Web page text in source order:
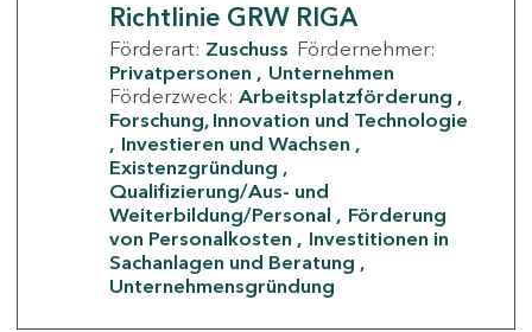
Richtlinie GRW RIGA
Förderart: Zuschuss Fördernehmer:
Privatpersonen
Unternehmen
Förderzweck: Arbeitsplatzförderung
Forschung, Innovation und Technologie
Investieren und Wachsen
Existenzgründung
Qualifizierung/Aus- und
Weiterbildung/Personal
Förderung
von Personalkosten
Investitionen in
Sachanlagen und Beratung
Unternehmensgründung